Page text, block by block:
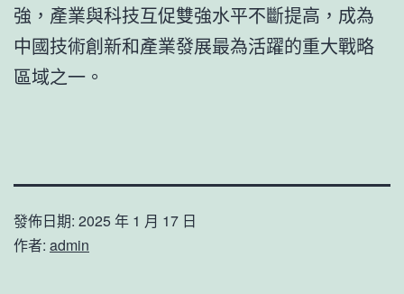
強，產業與科技互促雙強水平不斷提高，成為
中國技術創新和產業發展最為活躍的重大戰略
區域之一。
發佈日期: 2025 年 1 月 17 日
作者: admin